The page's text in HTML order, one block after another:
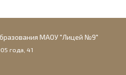
МАОУ "Лицей №9"
года, 41